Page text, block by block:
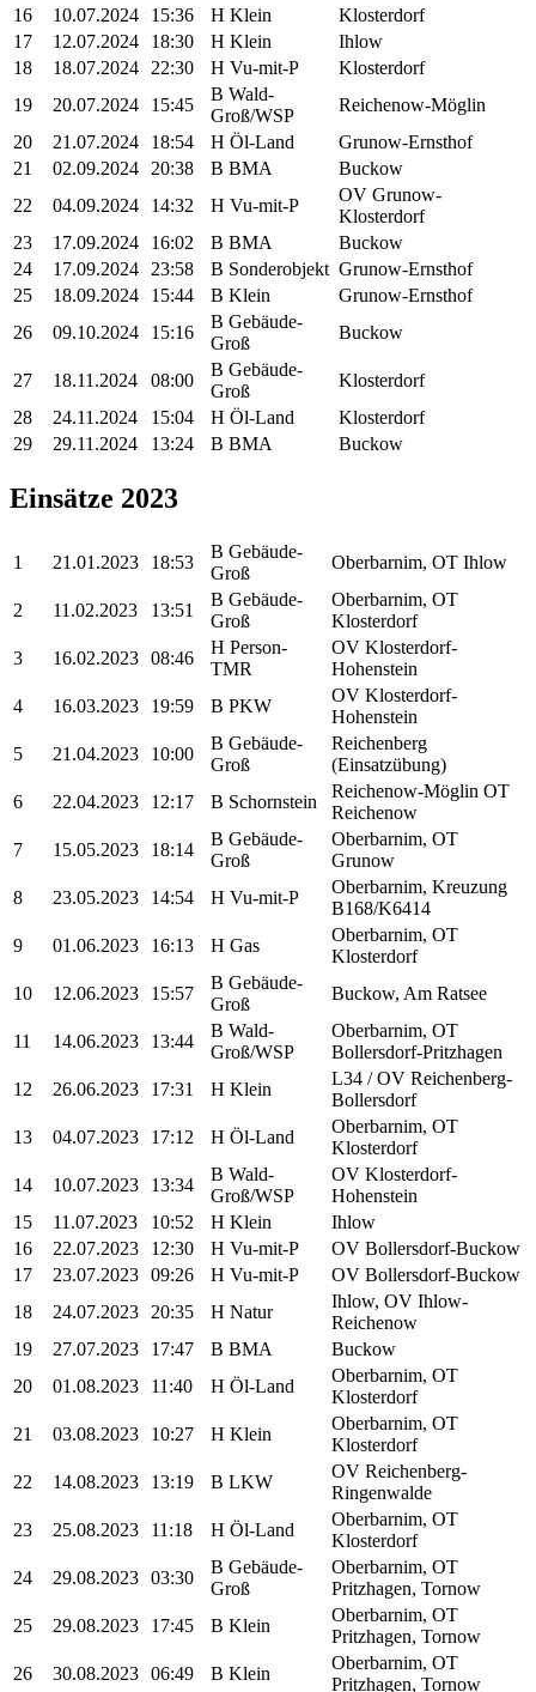
16
10.07.2024 15:36 H Klein
Klosterdorf
17
12.07.2024 18:30 H Klein
Ihlow
18
18.07.2024 22:30 H Vu-mit-P
Klosterdorf
19
20.07.2024 15:45
B Wald-
Groß/WSP
Reichenow-Möglin
20
21.07.2024 18:54 H Öl-Land
Grunow-Ernsthof
21
02.09.2024 20:38 B BMA
Buckow
22
04.09.2024 14:32 H Vu-mit-P
OV Grunow-
Klosterdorf
23
17.09.2024 16:02 B BMA
Buckow
24
17.09.2024 23:58 B Sonderobjekt Grunow-Ernsthof
25
18.09.2024 15:44 B Klein
Grunow-Ernsthof
26
09.10.2024 15:16
B Gebäude-
Groß
Buckow
27 18.11.2024 08:00
B Gebäude-
Groß
Klosterdorf
28
24.11.2024 15:04 H Öl-Land
Klosterdorf
29
29.11.2024 13:24 B BMA Buckow
Einsätze 2023
1 21.01.2023 18:53
B Gebäude-
Groß
Oberbarnim, OT Ihlow
2 11.02.2023 13:51
B Gebäude-
Groß
Oberbarnim, OT
Klosterdorf
3
16.02.2023 08:46
H Person-
TMR
OV Klosterdorf-
Hohenstein
4
16.03.2023 19:59 B PKW
OV Klosterdorf-
Hohenstein
5
21.04.2023 10:00
B Gebäude-
Groß
Reichenberg
(Einsatzübung)
6
22.04.2023 12:17 B Schornstein
Reichenow-Möglin OT
Reichenow
7
15.05.2023 18:14
B Gebäude-
Groß
Oberbarnim, OT
Grunow
8
23.05.2023 14:54 H Vu-mit-P
Oberbarnim, Kreuzung
B168/K6414
9
01.06.2023 16:13 H Gas
Oberbarnim, OT
Klosterdorf
10
12.06.2023 15:57
B Gebäude-
Groß
Buckow, Am Ratsee
11 14.06.2023 13:44
B Wald-
Groß/WSP
Oberbarnim, OT
Bollersdorf-Pritzhagen
12
26.06.2023 17:31 H Klein
L34 / OV Reichenberg-
Bollersdorf
13
04.07.2023 17:12 H Öl-Land
Oberbarnim, OT
Klosterdorf
14
10.07.2023 13:34
B Wald-
Groß/WSP
OV Klosterdorf-
Hohenstein
15
11.07.2023 10:52 H Klein
Ihlow
16
22.07.2023 12:30 H Vu-mit-P
OV Bollersdorf-Buckow
17
23.07.2023 09:26 H Vu-mit-P
OV Bollersdorf-Buckow
18
24.07.2023 20:35 H Natur
Ihlow, OV Ihlow-
Reichenow
19
27.07.2023 17:47 B BMA
Buckow
20
01.08.2023 11:40 H Öl-Land
Oberbarnim, OT
Klosterdorf
21
03.08.2023 10:27 H Klein
Oberbarnim, OT
Klosterdorf
22
14.08.2023 13:19 B LKW
OV Reichenberg-
Ringenwalde
23
25.08.2023 11:18 H Öl-Land
Oberbarnim, OT
Klosterdorf
24
29.08.2023 03:30
B Gebäude-
Groß
Oberbarnim, OT
Pritzhagen, Tornow
25
29.08.2023 17:45 B Klein
Oberbarnim, OT
Pritzhagen, Tornow
26
30.08.2023 06:49 B Klein
Oberbarnim, OT
Pritzhagen, Tornow